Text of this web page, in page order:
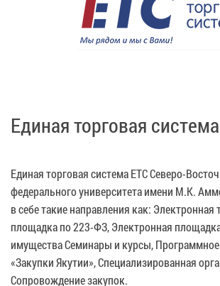
Единая торговая
Единая торговая система ЕТС Северо-
федерального университета имени М.К.
в себе такие направления как: Электронная
площадка по 223-ФЗ, Электронная
имущества Семинары и курсы,
«Закупки Якутии», Специализированная
Сопровождение закупок.